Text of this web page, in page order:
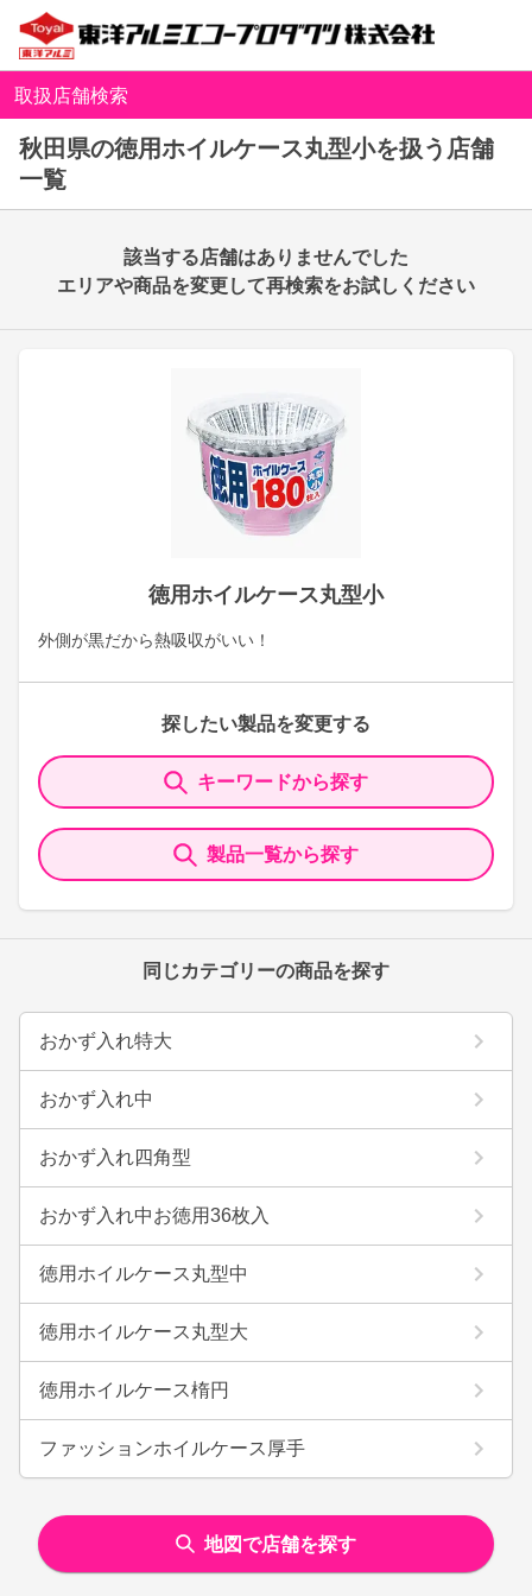
取扱店舗検索
秋田県の徳用ホイルケース丸型小を扱う店舗
一覧
徳用ホイルケース丸型小
外側が黒だから熱吸収がいい！
探したい製品を変更する
キーワードから探す
製品一覧から探す
同じカテゴリーの商品を探す
おかず入れ特大
おかず入れ中
おかず入れ四角型
おかず入れ中お徳用36枚入
徳用ホイルケース丸型中
徳用ホイルケース丸型大
徳用ホイルケース楕円
ファッションホイルケース厚手
該当する店舗はありませんでした
エリアや商品を変更して再検索をお試しください
地図で店舗を探す